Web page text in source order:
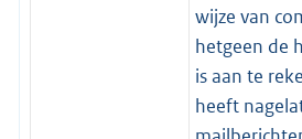
wijze van
hetgeen de
is aan te
heeft